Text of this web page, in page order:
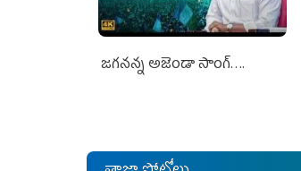
జగనన్న అజెండా సాంగ్….